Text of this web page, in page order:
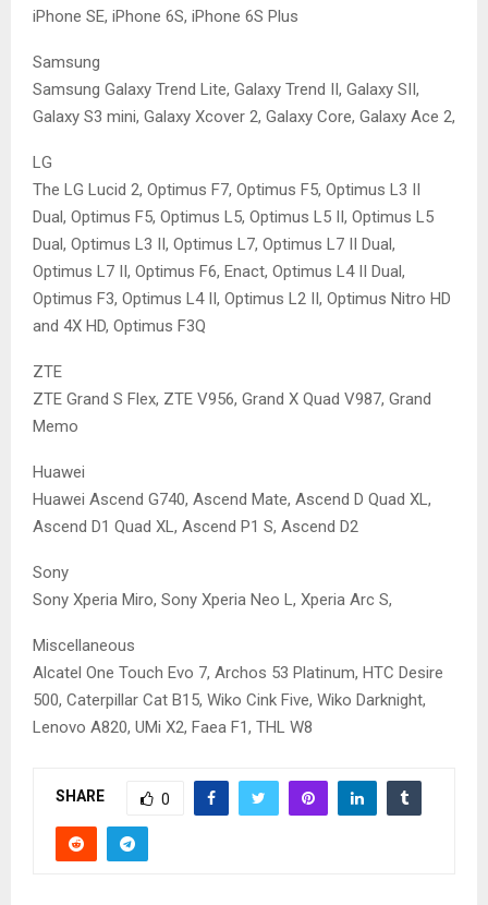
iPhone SE, iPhone 6S, iPhone 6S Plus
Samsung
Samsung Galaxy Trend Lite, Galaxy Trend II, Galaxy SII,
Galaxy S3 mini, Galaxy Xcover 2, Galaxy Core, Galaxy Ace 2,
LG
The LG Lucid 2, Optimus F7, Optimus F5, Optimus L3 II
Dual, Optimus F5, Optimus L5, Optimus L5 II, Optimus L5
Dual, Optimus L3 II, Optimus L7, Optimus L7 II Dual,
Optimus L7 II, Optimus F6, Enact, Optimus L4 II Dual,
Optimus F3, Optimus L4 II, Optimus L2 II, Optimus Nitro HD
and 4X HD, Optimus F3Q
ZTE
ZTE Grand S Flex, ZTE V956, Grand X Quad V987, Grand
Memo
Huawei
Huawei Ascend G740, Ascend Mate, Ascend D Quad XL,
Ascend D1 Quad XL, Ascend P1 S, Ascend D2
Sony
Sony Xperia Miro, Sony Xperia Neo L, Xperia Arc S,
Miscellaneous
Alcatel One Touch Evo 7, Archos 53 Platinum, HTC Desire
500, Caterpillar Cat B15, Wiko Cink Five, Wiko Darknight,
Lenovo A820, UMi X2, Faea F1, THL W8
SHARE 0